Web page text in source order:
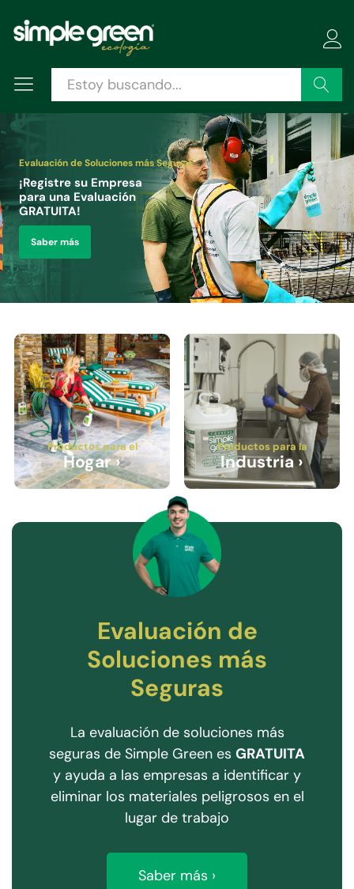
Buscar
Evaluación de Soluciones más Seguras
¡Registre su Empresa
para una Evaluación
GRATUITA!
Saber más
Productos para el
Hogar ›
Productos para la
Industria ›
Evaluación de
Soluciones más
Seguras​
La evaluación de soluciones más
seguras de Simple Green es GRATUITA
y ayuda a las empresas a identificar y
eliminar los materiales peligrosos en el
lugar de trabajo
Saber más ›